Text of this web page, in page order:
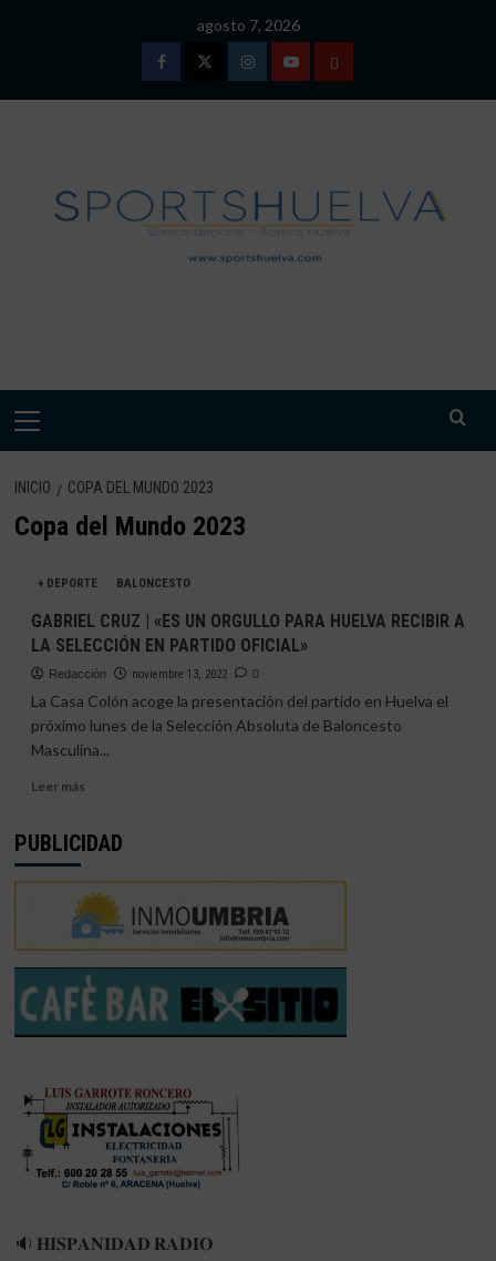
agosto 7, 2026
FacebookTwitterInstagramYoutubeTÉRMINOS
DE
USO
Menú
INICIO COPA DEL MUNDO 2023
Copa del Mundo 2023
+ DEPORTE BALONCESTO
GABRIEL CRUZ | «ES UN ORGULLO PARA HUELVA RECIBIR A
LA SELECCIÓN EN PARTIDO OFICIAL»
Redacción noviembre 13, 2022 0
La Casa Colón acoge la presentación del partido en Huelva el
próximo lunes de la Selección Absoluta de Baloncesto
Masculina...
Leer másLeer
GABRIEL
|
«ES
UN
ORGULLO
PARA
HUELVA
RECIBIR
A
EN
PARTIDO
OFICIAL»
PUBLICIDAD
🔉 𝐇𝐈𝐒𝐏𝐀𝐍𝐈𝐃𝐀𝐃 𝐑𝐀𝐃𝐈𝐎